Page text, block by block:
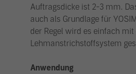
Auftragsdicke ist 2-3 mm.
auch als Grundlage für
der Regel wird es einfach
Lehmanstrichstoffsystem
Anwendung